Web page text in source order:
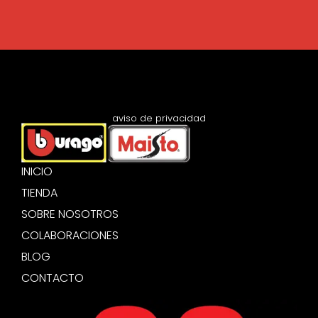
INICIO
TIENDA
SOBRE NOSOTROS
COLABORACIONES
BLOG
CONTACTO
aviso de privacidad